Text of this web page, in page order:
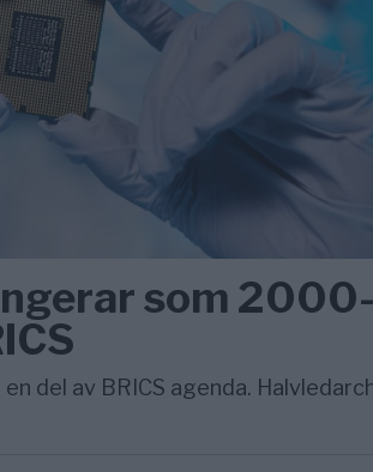
som 2000-
del av BRICS agenda.